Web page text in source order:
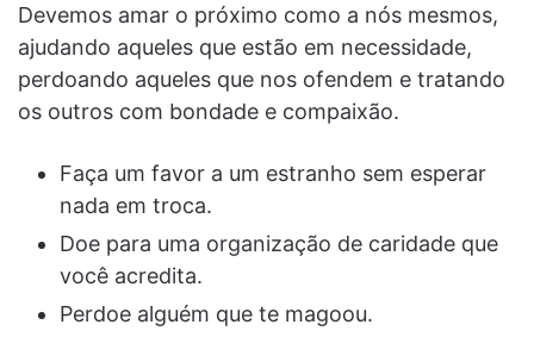
Devemos amar o próximo como a nós mesmos,
ajudando aqueles que estão em necessidade,
perdoando aqueles que nos ofendem e tratando
os outros com bondade e compaixão.
Faça um favor a um estranho sem esperar
nada em troca.
Doe para uma organização de caridade que
você acredita.
Perdoe alguém que te magoou.